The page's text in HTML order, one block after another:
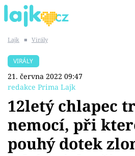
SHOPAHOLICADEL
Témata
Lajk ■ Virály
VIRÁLY
21. června 2022 09:47
redakce Prima Lajk
12letý chlapec
nemocí, při
pouhý dotek